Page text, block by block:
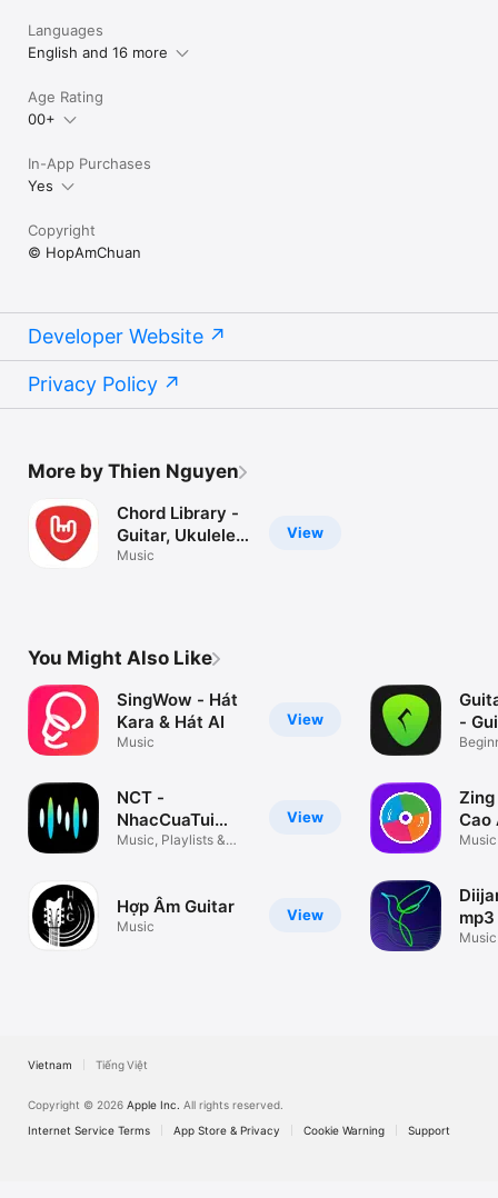
Languages
English and 16 more
Age Rating
00+
In-App Purchases
Yes
Copyright
© HopAmChuan
Developer Website
Privacy Policy
More by Thien Nguyen
View
Chord Library -
Guitar, Ukulele
And Piano
Music
You Might Also Like
View
SingWow - Hát
Kara & Hát AI
Music
View
NCT -
NhacCuaTui
Nghe MP3
Music, Playlists &
View
Hợp Âm Guitar
Music
-
Cao
Music
mp3
Music
Vietnam Tiếng Việt
Copyright © 2026 Apple Inc. All rights reserved.
Internet Service Terms
App Store & Privacy Cookie Warning Support